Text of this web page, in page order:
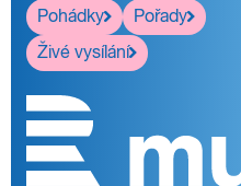
Pohádky
Pořady
Živé vysílání